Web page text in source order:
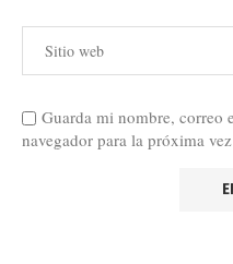
Guarda mi nombre, correo
navegador para la próxima